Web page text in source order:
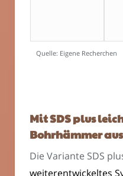
Quelle: Eigene Recherchen
Mit SDS plus
Bohrhämmer
Die Variante SDS
weiterentwickeltes